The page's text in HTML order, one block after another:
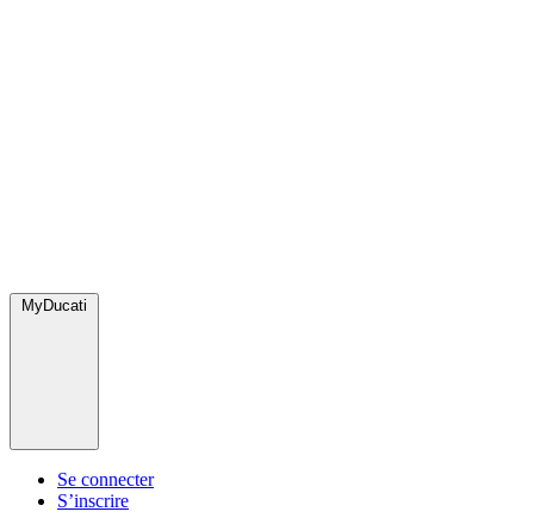
MyDucati
Se connecter
S’inscrire